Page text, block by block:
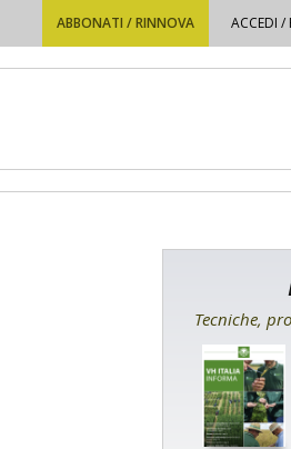
ABBONATI / RINNOVA ACCEDI /
Tecniche,